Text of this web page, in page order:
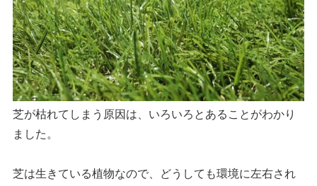
芝が枯れてしまう原因は、いろいろとあることがわかり
ました。
芝は生きている植物なので、どうしても環境に左右され